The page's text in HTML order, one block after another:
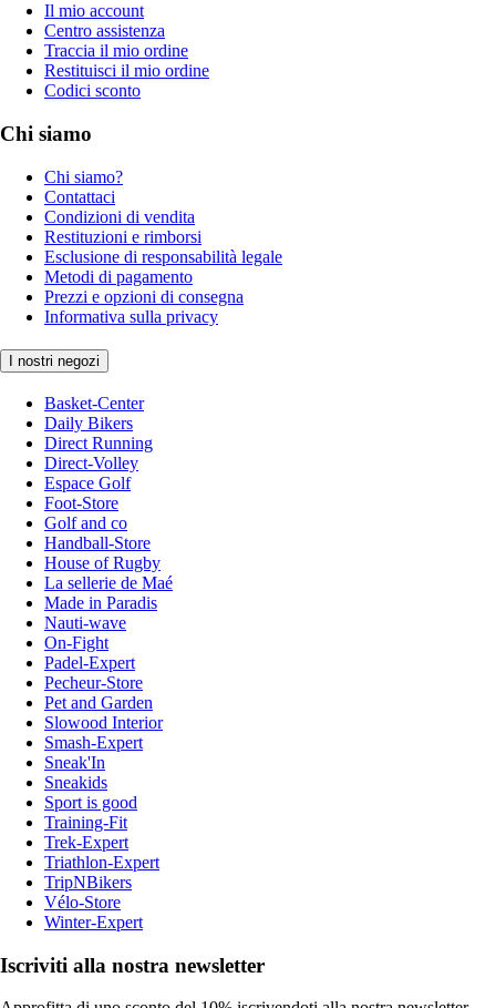
Il mio account
Centro assistenza
Traccia il mio ordine
Restituisci il mio ordine
Codici sconto
Chi siamo
Chi siamo?
Contattaci
Condizioni di vendita
Restituzioni e rimborsi
Esclusione di responsabilità legale
Metodi di pagamento
Prezzi e opzioni di consegna
Informativa sulla privacy
I nostri negozi
Basket-Center
Daily Bikers
Direct Running
Direct-Volley
Espace Golf
Foot-Store
Golf and co
Handball-Store
House of Rugby
La sellerie de Maé
Made in Paradis
Nauti-wave
On-Fight
Padel-Expert
Pecheur-Store
Pet and Garden
Slowood Interior
Smash-Expert
Sneak'In
Sneakids
Sport is good
Training-Fit
Trek-Expert
Triathlon-Expert
TripNBikers
Vélo-Store
Winter-Expert
Iscriviti alla nostra newsletter